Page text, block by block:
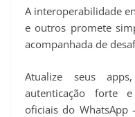
A interoperabilidade
e outros promete
acompanhada de
Atualize seus
autenticação forte
oficiais do